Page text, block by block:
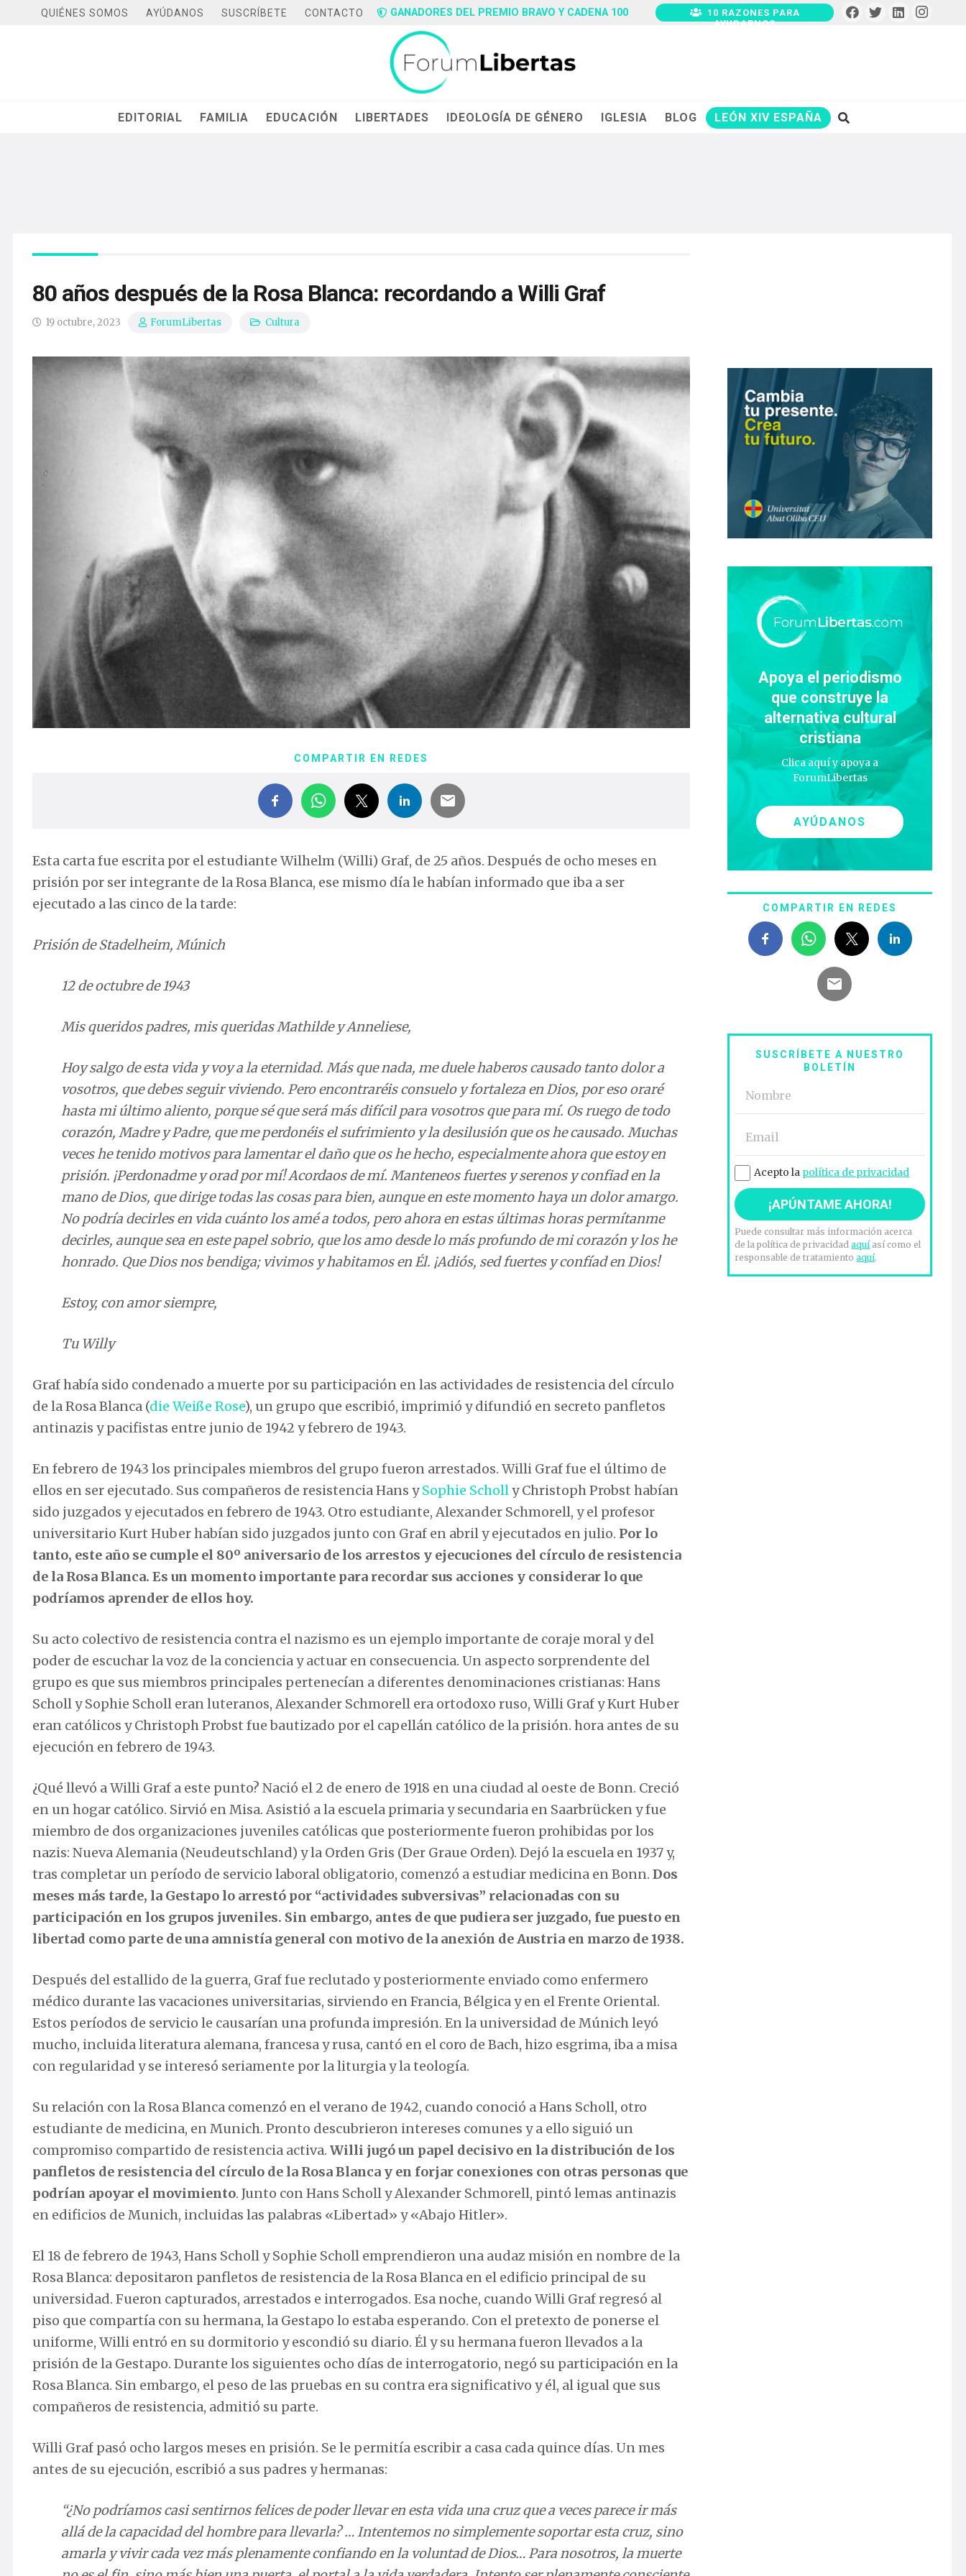
QUIÉNES SOMOS AYÚDANOS SUSCRÍBETE CONTACTO GANADORES DEL PREMIO BRAVO Y CADENA 100
10 RAZONES PARA
AYUDARNOS
EDITORIAL FAMILIA EDUCACIÓN LIBERTADES IDEOLOGÍA DE GÉNERO IGLESIA BLOG LEÓN XIV ESPAÑA
80 años después de la Rosa Blanca: recordando a Willi Graf
19 octubre, 2023 ForumLibertas Cultura
COMPARTIR EN REDES
Esta carta fue escrita por el estudiante Wilhelm (Willi) Graf, de 25 años. Después de ocho meses en
prisión por ser integrante de la Rosa Blanca, ese mismo día le habían informado que iba a ser
ejecutado a las cinco de la tarde:
Prisión de Stadelheim, Múnich
12 de octubre de 1943
Mis queridos padres, mis queridas Mathilde y Anneliese,
Hoy salgo de esta vida y voy a la eternidad. Más que nada, me duele haberos causado tanto dolor a
vosotros, que debes seguir viviendo. Pero encontraréis consuelo y fortaleza en Dios, por eso oraré
hasta mi último aliento, porque sé que será más difícil para vosotros que para mí. Os ruego de todo
corazón, Madre y Padre, que me perdonéis el sufrimiento y la desilusión que os he causado. Muchas
veces he tenido motivos para lamentar el daño que os he hecho, especialmente ahora que estoy en
prisión. ¡Perdonadme y orad por mí! Acordaos de mí. Manteneos fuertes y serenos y confiad en la
mano de Dios, que dirige todas las cosas para bien, aunque en este momento haya un dolor amargo.
No podría decirles en vida cuánto los amé a todos, pero ahora en estas últimas horas permítanme
decirles, aunque sea en este papel sobrio, que los amo desde lo más profundo de mi corazón y los he
honrado. Que Dios nos bendiga; vivimos y habitamos en Él. ¡Adiós, sed fuertes y confíad en Dios!
Estoy, con amor siempre,
Tu Willy
Graf había sido condenado a muerte por su participación en las actividades de resistencia del círculo
de la Rosa Blanca (die Weiße Rose), un grupo que escribió, imprimió y difundió en secreto panfletos
antinazis y pacifistas entre junio de 1942 y febrero de 1943.
En febrero de 1943 los principales miembros del grupo fueron arrestados. Willi Graf fue el último de
ellos en ser ejecutado. Sus compañeros de resistencia Hans ySophie Scholly Christoph Probst habían
sido juzgados y ejecutados en febrero de 1943. Otro estudiante, Alexander Schmorell, y el profesor
universitario Kurt Huber habían sido juzgados junto con Graf en abril y ejecutados en julio. Por lo
tanto, este año se cumple el 80º aniversario de los arrestos y ejecuciones del círculo de resistencia
de la Rosa Blanca. Es un momento importante para recordar sus acciones y considerar lo que
podríamos aprender de ellos hoy.
Su acto colectivo de resistencia contra el nazismo es un ejemplo importante de coraje moral y del
poder de escuchar la voz de la conciencia y actuar en consecuencia. Un aspecto sorprendente del
grupo es que sus miembros principales pertenecían a diferentes denominaciones cristianas: Hans
Scholl y Sophie Scholl eran luteranos, Alexander Schmorell era ortodoxo ruso, Willi Graf y Kurt Huber
eran católicos y Christoph Probst fue bautizado por el capellán católico de la prisión. hora antes de su
ejecución en febrero de 1943.
¿Qué llevó a Willi Graf a este punto? Nació el 2 de enero de 1918 en una ciudad al oeste de Bonn. Creció
en un hogar católico. Sirvió en Misa. Asistió a la escuela primaria y secundaria en Saarbrücken y fue
miembro de dos organizaciones juveniles católicas que posteriormente fueron prohibidas por los
nazis: Nueva Alemania (Neudeutschland) y la Orden Gris (Der Graue Orden). Dejó la escuela en 1937 y,
tras completar un período de servicio laboral obligatorio, comenzó a estudiar medicina en Bonn. Dos
meses más tarde, la Gestapo lo arrestó por “actividades subversivas” relacionadas con su
participación en los grupos juveniles. Sin embargo, antes de que pudiera ser juzgado, fue puesto en
libertad como parte de una amnistía general con motivo de la anexión de Austria en marzo de 1938.
Después del estallido de la guerra, Graf fue reclutado y posteriormente enviado como enfermero
médico durante las vacaciones universitarias, sirviendo en Francia, Bélgica y en el Frente Oriental.
Estos períodos de servicio le causarían una profunda impresión. En la universidad de Múnich leyó
mucho, incluida literatura alemana, francesa y rusa, cantó en el coro de Bach, hizo esgrima, iba a misa
con regularidad y se interesó seriamente por la liturgia y la teología.
Su relación con la Rosa Blanca comenzó en el verano de 1942, cuando conoció a Hans Scholl, otro
estudiante de medicina, en Munich. Pronto descubrieron intereses comunes y a ello siguió un
compromiso compartido de resistencia activa. Willi jugó un papel decisivo en la distribución de los
panfletos de resistencia del círculo de la Rosa Blanca y en forjar conexiones con otras personas que
podrían apoyar el movimiento. Junto con Hans Scholl y Alexander Schmorell, pintó lemas antinazis
en edificios de Munich, incluidas las palabras «Libertad» y «Abajo Hitler».
El 18 de febrero de 1943, Hans Scholl y Sophie Scholl emprendieron una audaz misión en nombre de la
Rosa Blanca: depositaron panfletos de resistencia de la Rosa Blanca en el edificio principal de su
universidad. Fueron capturados, arrestados e interrogados. Esa noche, cuando Willi Graf regresó al
piso que compartía con su hermana, la Gestapo lo estaba esperando. Con el pretexto de ponerse el
uniforme, Willi entró en su dormitorio y escondió su diario. Él y su hermana fueron llevados a la
prisión de la Gestapo. Durante los siguientes ocho días de interrogatorio, negó su participación en la
Rosa Blanca. Sin embargo, el peso de las pruebas en su contra era significativo y él, al igual que sus
compañeros de resistencia, admitió su parte.
Willi Graf pasó ocho largos meses en prisión. Se le permitía escribir a casa cada quince días. Un mes
antes de su ejecución, escribió a sus padres y hermanas:
“¿No podríamos casi sentirnos felices de poder llevar en esta vida una cruz que a veces parece ir más
allá de la capacidad del hombre para llevarla? … Intentemos no simplemente soportar esta cruz, sino
amarla y vivir cada vez más plenamente confiando en la voluntad de Dios… Para nosotros, la muerte
Apoya el periodismo
que construye la
alternativa cultural
cristiana
Clica aquí y apoya a
ForumLibertas
AYÚDANOS
COMPARTIR EN REDES
SUSCRÍBETE A NUESTRO
BOLETÍN
Acepto la política de privacidad
Puede consultar más información acerca
de la política de privacidadaquíasí como el
responsable de tratamientoaquí.